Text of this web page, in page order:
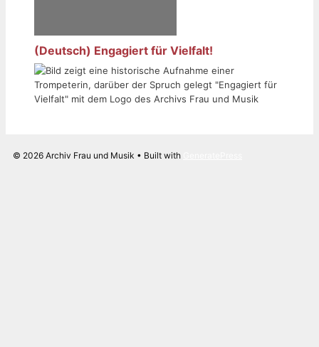
(Deutsch) Engagiert für Vielfalt!
© 2026 Archiv Frau und Musik • Built with